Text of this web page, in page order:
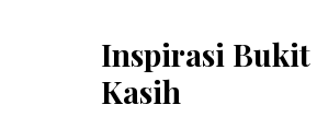
Inspirasi Bukit
Kasih